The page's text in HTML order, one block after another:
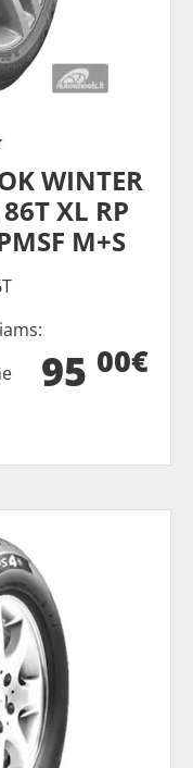
WINTER
XL RP
M+S
95 00€